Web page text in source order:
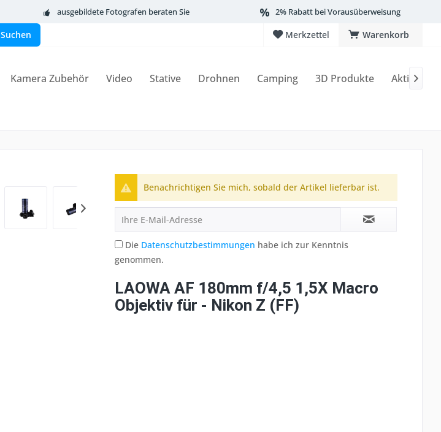
ausgebildete Fotografen beraten Sie 2% Rabatt bei Vorausüberweisung
Warenkorb
Merkzettel
Suchen
Kamera Zubehör Video Stative Drohnen Camping 3D Produkte Aktionen

Benachrichtigen Sie mich, sobald der Artikel lieferbar ist.
Die Datenschutzbestimmungen habe ich zur Kenntnis
genommen.
LAOWA AF 180mm f/4,5 1,5X Macro
Objektiv für - Nikon Z (FF)